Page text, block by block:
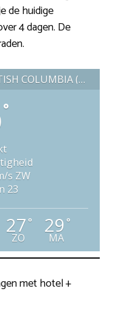
de huidige
4 dagen. De
WEERSVERWACHTING BRITISH COLUMBIA (CANADA)
°
s ZW
23
27°
ZO
29°
MA
met hotel +